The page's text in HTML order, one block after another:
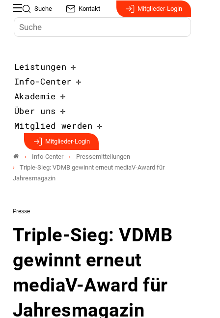
Suche Kontakt Mitglieder-Login
Leistungen
Info-Center
Akademie
Über uns
Mitglied werden
Mitglieder-Login
Info-Center
Pressemitteilungen
Triple-Sieg: VDMB gewinnt erneut mediaV-Award für
Jahresmagazin
Presse
Triple-Sieg: VDMB
gewinnt erneut
mediaV-Award für
Jahresmagazin